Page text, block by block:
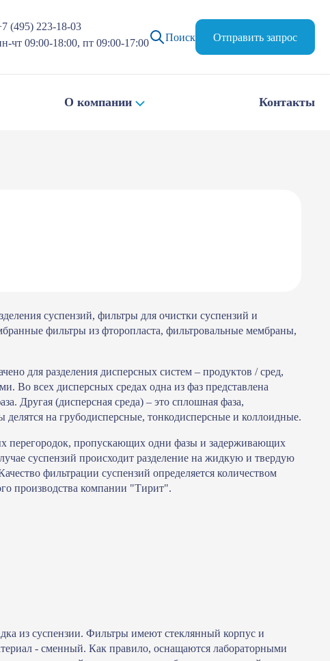
(495) 223-18-03
чт 09:00-18:00, пт 09:00-17:00
Поиск Отправить запрос
О компании Контакты
суспензий, фильтры для очистки суспензий и
фильтры из фторопласта, фильтровальные мембраны,
для разделения дисперсных систем – продуктов / сред,
Во всех дисперсных средах одна из фаз представлена
Другая (дисперсная среда) – это сплошная фаза,
на грубодисперсные, тонкодисперсные и коллоидные.
перегородок, пропускающих одни фазы и задерживающих
суспензий происходит разделение на жидкую и твердую
фильтрации суспензий определяется количеством
производства компании "Тирит".
из суспензии. Фильтры имеют стеклянный корпус и
- сменный. Как правило, оснащаются лабораторными